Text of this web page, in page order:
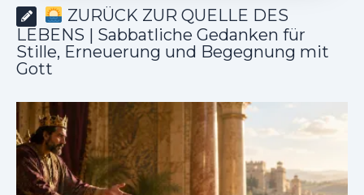
ZURÜCK ZUR QUELLE DES
LEBENS | Sabbatliche Gedanken für
Stille, Erneuerung und Begegnung mit
Gott